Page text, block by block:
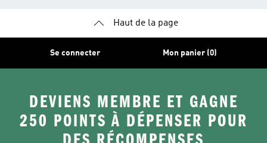
Haut de la page
Se connecter Mon panier (0)
DEVIENS MEMBRE ET GAGNE
250 POINTS À DÉPENSER POUR